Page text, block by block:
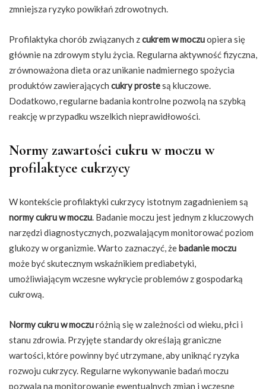
zmniejsza ryzyko powikłań zdrowotnych.
Profilaktyka chorób związanych zcukrem w moczuopiera się
głównie na zdrowym stylu życia. Regularna aktywność fizyczna,
zrównoważona dieta oraz unikanie nadmiernego spożycia
produktów zawierających cukry prostesą kluczowe.
Dodatkowo, regularne badania kontrolne pozwolą na szybką
reakcję w przypadku wszelkich nieprawidłowości.
Normy zawartości cukru w moczu w
profilaktyce cukrzycy
W kontekście profilaktyki cukrzycy istotnym zagadnieniem są
normy cukru w moczu. Badanie moczu jest jednym z kluczowych
narzędzi diagnostycznych, pozwalającym monitorować poziom
glukozy w organizmie. Warto zaznaczyć, że badanie moczu
może być skutecznym wskaźnikiem prediabetyki,
umożliwiającym wczesne wykrycie problemów z gospodarką
cukrową.
Normy cukru w moczuróżnią się w zależności od wieku, płci i
stanu zdrowia. Przyjęte standardy określają graniczne
wartości, które powinny być utrzymane, aby uniknąć ryzyka
rozwoju cukrzycy. Regularne wykonywanie badań moczu
pozwala na monitorowanie ewentualnych zmian i wczesne